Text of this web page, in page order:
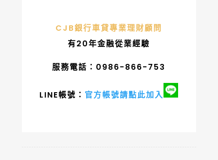
CJB銀行車貸專業理財顧問
有20年金融從業經驗
服務電話：0986-866-753
LINE帳號： 官方帳號請點此加入